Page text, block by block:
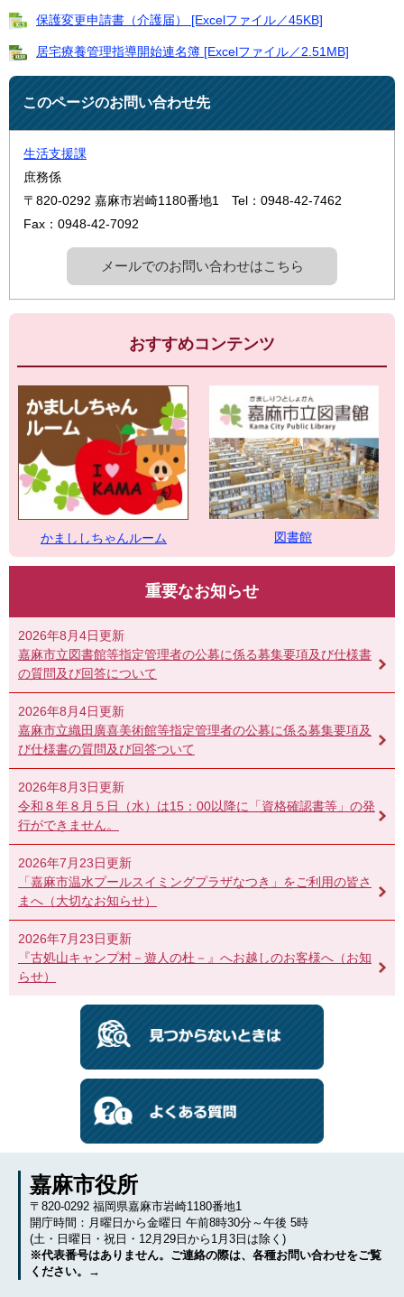
保護変更申請書（介護届） [Excelファイル／45KB]
居宅療養管理指導開始連名簿 [Excelファイル／2.51MB]
このページのお問い合わせ先
生活支援課
庶務係
〒820-0292 嘉麻市岩崎1180番地1
Tel：0948-42-7462
Fax：0948-42-7092
メールでのお問い合わせはこちら
おすすめコンテンツ
かまししちゃんルーム 図書館
重要なお知らせ
2026年8月4日更新
嘉麻市立図書館等指定管理者の公募に係る募集要項及び仕様書
の質問及び回答について
2026年8月4日更新
嘉麻市立織田廣喜美術館等指定管理者の公募に係る募集要項及
び仕様書の質問及び回答ついて
2026年8月3日更新
令和８年８月５日（水）は15：00以降に「資格確認書等」の発
行ができません。
2026年7月23日更新
「嘉麻市温水プールスイミングプラザなつき」をご利用の皆さ
まへ（大切なお知らせ）
2026年7月23日更新
『古処山キャンプ村－遊人の杜－』へお越しのお客様へ（お知
らせ）
嘉麻市役所
〒820-0292 福岡県嘉麻市岩崎1180番地1
開庁時間：月曜日から金曜日 午前8時30分～午後 5時
(土・日曜日・祝日・12月29日から1月3日は除く)
※代表番号はありません。ご連絡の際は、各種お問い合わせをご覧
ください。→